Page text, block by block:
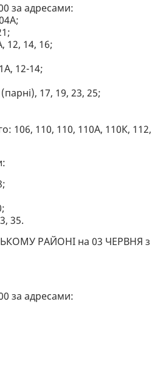
за адресами:
12, 14, 16;
12-14;
17, 19, 23, 25;
106, 110, 110, 110А, 110К,
35.
РАЙОНІ на 03 ЧЕРВНЯ з
за адресами: